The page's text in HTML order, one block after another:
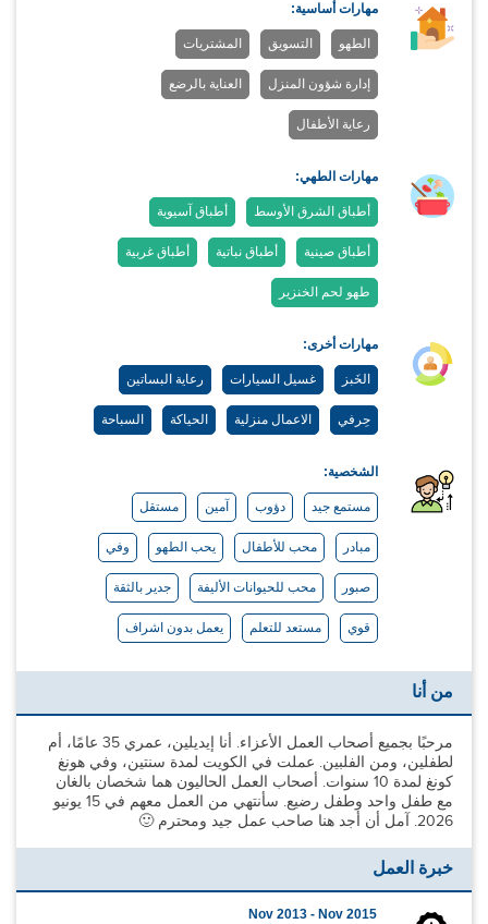
مهارات أساسية:
الطهو التسويق المشتريات
إدارة شؤون المنزل العناية بالرضع
رعاية الأطفال
مهارات الطهي:
أطباق الشرق الأوسط أطباق آسيوية
أطباق صينية أطباق نباتية أطباق غربية
طهو لحم الخنزير
مهارات أخرى:
الخَبز غسيل السيارات رعاية البساتين
حِرفي الاعمال منزلية الحياكة السباحة
الشخصية:
مستمع جيد دؤوب آمين مستقل
مبادر محب للأطفال يحب الطهو وفي
صبور محب للحيوانات الأليفة جدير بالثقة
قوي مستعد للتعلم يعمل بدون اشراف
من أنا
مرحبًا بجميع أصحاب العمل الأعزاء. أنا إيديلين، عمري 35 عامًا، أم
لطفلين، ومن الفلبين. عملت في الكويت لمدة سنتين، وفي هونغ
كونغ لمدة 10 سنوات. أصحاب العمل الحاليون هما شخصان بالغان
مع طفل واحد وطفل رضيع. سأنتهي من العمل معهم في 15 يونيو
2026. آمل أن أجد هنا صاحب عمل جيد ومحترم 🙂
خبرة العمل
Nov 2013 - Nov 2015